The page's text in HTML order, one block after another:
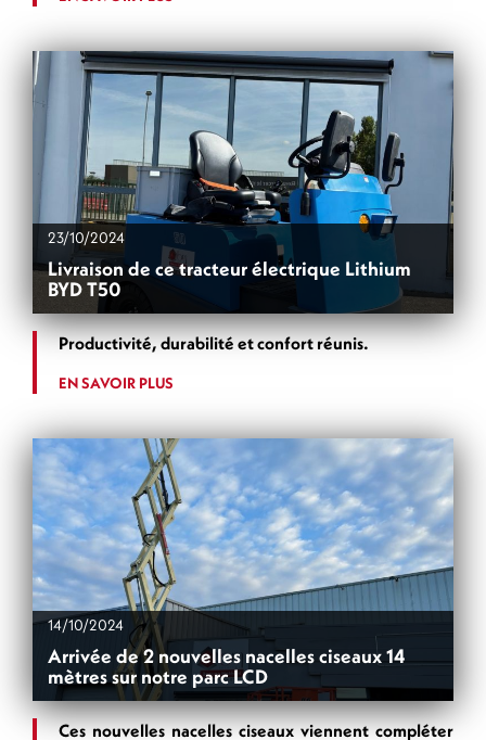
23/10/2024
Livraison de ce tracteur électrique Lithium
BYD T50
Productivité, durabilité et confort réunis.
EN SAVOIR PLUS
14/10/2024
Arrivée de 2 nouvelles nacelles ciseaux 14
mètres sur notre parc LCD
Ces nouvelles nacelles ciseaux viennent compléter